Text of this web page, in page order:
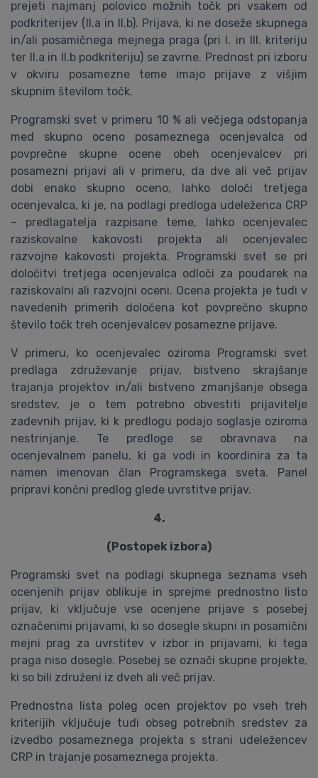
prejeti najmanj polovico možnih točk pri vsakem od
podkriterijev (II.a in II.b). Prijava, ki ne doseže skupnega
in/ali posamičnega mejnega praga (pri I. in III. kriteriju
ter II.a in II.b podkriteriju) se zavrne. Prednost pri izboru
v okviru posamezne teme imajo prijave z višjim
skupnim številom točk.
Programski svet v primeru 10 % ali večjega odstopanja
med skupno oceno posameznega ocenjevalca od
povprečne skupne ocene obeh ocenjevalcev pri
posamezni prijavi ali v primeru, da dve ali več prijav
dobi enako skupno oceno, lahko določi tretjega
ocenjevalca, ki je, na podlagi predloga udeleženca CRP
– predlagatelja razpisane teme, lahko ocenjevalec
raziskovalne kakovosti projekta ali ocenjevalec
razvojne kakovosti projekta. Programski svet se pri
določitvi tretjega ocenjevalca odloči za poudarek na
raziskovalni ali razvojni oceni. Ocena projekta je tudi v
navedenih primerih določena kot povprečno skupno
število točk treh ocenjevalcev posamezne prijave.
V primeru, ko ocenjevalec oziroma Programski svet
predlaga združevanje prijav, bistveno skrajšanje
trajanja projektov in/ali bistveno zmanjšanje obsega
sredstev, je o tem potrebno obvestiti prijavitelje
zadevnih prijav, ki k predlogu podajo soglasje oziroma
nestrinjanje. Te predloge se obravnava na
ocenjevalnem panelu, ki ga vodi in koordinira za ta
namen imenovan član Programskega sveta. Panel
pripravi končni predlog glede uvrstitve prijav.
4.
(Postopek izbora)
Programski svet na podlagi skupnega seznama vseh
ocenjenih prijav oblikuje in sprejme prednostno listo
prijav, ki vključuje vse ocenjene prijave s posebej
označenimi prijavami, ki so dosegle skupni in posamični
mejni prag za uvrstitev v izbor in prijavami, ki tega
praga niso dosegle. Posebej se označi skupne projekte,
ki so bili združeni iz dveh ali več prijav.
Prednostna lista poleg ocen projektov po vseh treh
kriterijih vključuje tudi obseg potrebnih sredstev za
izvedbo posameznega projekta s strani udeležencev
CRP in trajanje posameznega projekta.